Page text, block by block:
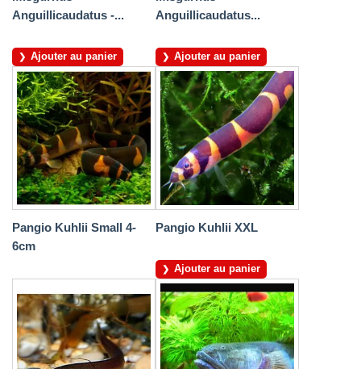
Anguillicaudatus -...
Ajouter au panier
Anguillicaudatus...
Ajouter au panier
Pangio Kuhlii Small 4-
6cm
Pangio Kuhlii XXL
Ajouter au panier